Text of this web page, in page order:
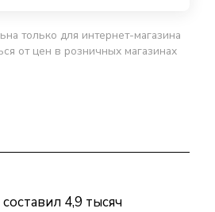
только для интернет-магазина
от цен в розничных магазинах
4,9 тысяч